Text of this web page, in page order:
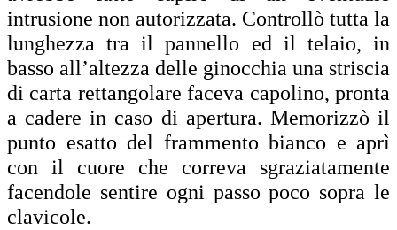
intrusione non autorizzata. Controllò tutta la
lunghezza tra il pannello ed il telaio, in
basso all’altezza delle ginocchia una striscia
di carta rettangolare faceva capolino, pronta
a cadere in caso di apertura. Memorizzò il
punto esatto del frammento bianco e aprì
con il cuore che correva sgraziatamente
facendole sentire ogni passo poco sopra le
clavicole.